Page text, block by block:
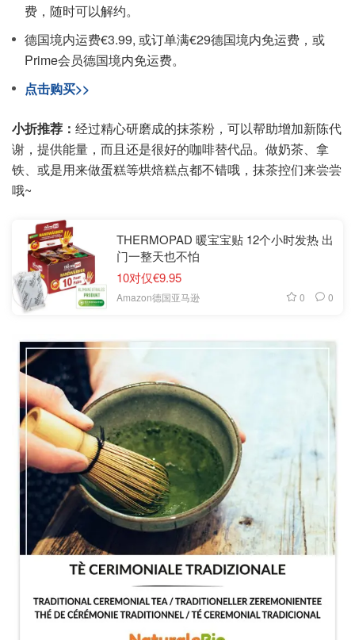
费，随时可以解约。
德国境内运费€3.99, 或订单满€29德国境内免运费，或
Prime会员德国境内免运费。
点击购买>>
小折推荐： 经过精心研磨成的抹茶粉，可以帮助增加新陈代
谢，提供能量，而且还是很好的咖啡替代品。做奶茶、拿
铁、或是用来做蛋糕等烘焙糕点都不错哦，抹茶控们来尝尝
哦~
THERMOPAD 暖宝宝贴 12个小时发热 出
门一整天也不怕
10对仅€9.95
Amazon德国亚马逊 0 0